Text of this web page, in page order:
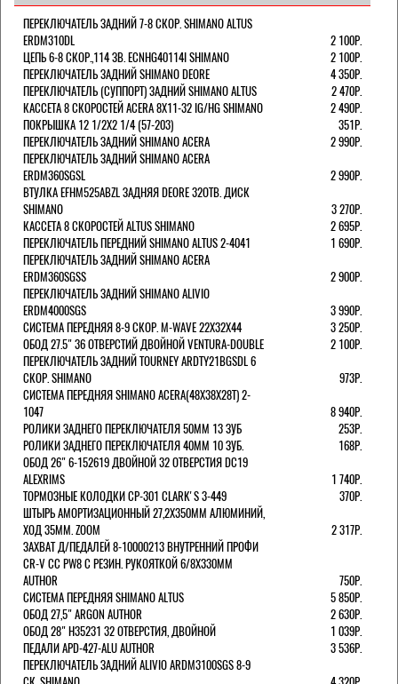
ПЕРЕКЛЮЧАТЕЛЬ ЗАДНИЙ 7-8 СКОР. SHIMANO ALTUS
ERDM310DL
2 100Р.
ЦЕПЬ 6-8 СКОР.,114 ЗВ. ECNHG40114I SHIMANO
2 100Р.
ПЕРЕКЛЮЧАТЕЛЬ ЗАДНИЙ SHIMANO DEORE
4 350Р.
ПЕРЕКЛЮЧАТЕЛЬ (СУППОРТ) ЗАДНИЙ SHIMANO ALTUS
2 470Р.
КАССЕТА 8 СКОРОСТЕЙ ACERA 8Х11-32 IG/HG SHIMANO
2 490Р.
ПОКРЫШКА 12 1/2X2 1/4 (57-203)
351Р.
ПЕРЕКЛЮЧАТЕЛЬ ЗАДНИЙ SHIMANO ACERA
2 990Р.
ПЕРЕКЛЮЧАТЕЛЬ ЗАДНИЙ SHIMANO ACERA
ERDM360SGSL
2 990Р.
ВТУЛКА EFHM525ABZL ЗАДНЯЯ DEORE 32ОТВ. ДИСК
SHIMANO
3 270Р.
КАССЕТА 8 СКОРОСТЕЙ ALTUS SHIMANO
2 695Р.
ПЕРЕКЛЮЧАТЕЛЬ ПЕРЕДНИЙ SHIMANO ALTUS 2-4041
1 690Р.
ПЕРЕКЛЮЧАТЕЛЬ ЗАДНИЙ SHIMANO ACERA
ERDM360SGSS
2 900Р.
ПЕРЕКЛЮЧАТЕЛЬ ЗАДНИЙ SHIMANO ALIVIO
ERDM4000SGS
3 990Р.
СИСТЕМА ПЕРЕДНЯЯ 8-9 СКОР. M-WAVE 22Х32Х44
3 250Р.
ОБОД 27.5" 36 ОТВЕРСТИЙ ДВОЙНОЙ VENTURA-DOUBLE
2 100Р.
ПЕРЕКЛЮЧАТЕЛЬ ЗАДНИЙ TOURNEY ARDTY21BGSDL 6
СКОР. SHIMANO
973Р.
СИСТЕМА ПЕРЕДНЯЯ SHIMANO ACERA(48Х38Х28Т) 2-
1047
8 940Р.
РОЛИКИ ЗАДНЕГО ПЕРЕКЛЮЧАТЕЛЯ 50ММ 13 ЗУБ
253Р.
РОЛИКИ ЗАДНЕГО ПЕРЕКЛЮЧАТЕЛЯ 40ММ 10 ЗУБ.
168Р.
ОБОД 26" 6-152619 ДВОЙНОЙ 32 ОТВЕРСТИЯ DC19
ALEXRIMS
1 740Р.
ТОРМОЗНЫЕ КОЛОДКИ CP-301 CLARK'S 3-449
370Р.
ШТЫРЬ АМОРТИЗАЦИОННЫЙ 27,2Х350ММ АЛЮМИНИЙ,
ХОД 35ММ. ZOOM
2 317Р.
ЗАХВАТ Д/ПЕДАЛЕЙ 8-10000213 ВНУТРЕННИЙ ПРОФИ
CR-V CC PW8 С РЕЗИН. РУКОЯТКОЙ 6/8X330ММ
AUTHOR
750Р.
СИСТЕМА ПЕРЕДНЯЯ SHIMANO ALTUS
5 850Р.
ОБОД 27,5" ARGON AUTHOR
2 630Р.
ОБОД 28" H35231 32 ОТВЕРСТИЯ, ДВОЙНОЙ
1 039Р.
ПЕДАЛИ APD-427-ALU AUTHOR
3 536Р.
ПЕРЕКЛЮЧАТЕЛЬ ЗАДНИЙ ALIVIO ARDM3100SGS 8-9